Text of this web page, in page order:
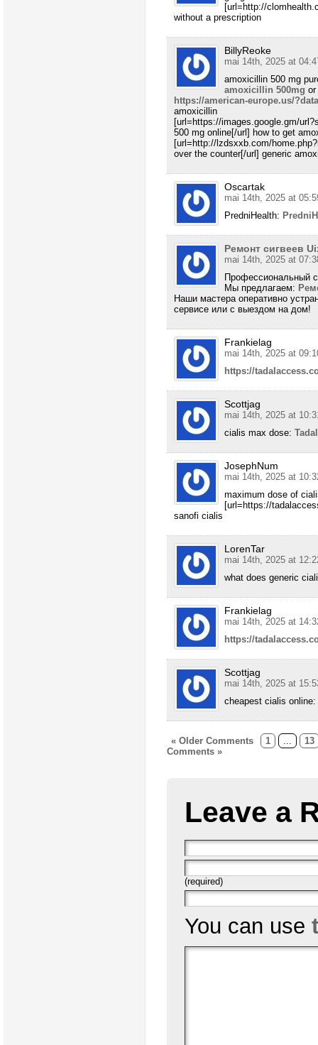
[url=http://
without a prescription
BillyReoke
mai 14th, 2025 at
amoxicillin 500 mg
amoxicillin 500mg or
https://american-europe.us/
amoxicillin
[url=https://images.google.gm/
500 mg online[/url] how to get
[url=http://lzdsxxb.com/
over the counter[/url] generic
Oscartak
mai 14th, 2025 at
PredniHealth:
Ремонт сигвеев
mai 14th, 2025 at
Профессиональный
Мы предлагаем:
Наши мастера оперативно
сервисе или с выездом на дом!
Frankielag
mai 14th, 2025 at
https://
Scottjag
mai 14th, 2025 at
cialis max dose:
JosephNum
mai 14th, 2025 at
maximum dose of
[url=https://
sanofi cialis
LorenTar
mai 14th, 2025 at
what does generic
Frankielag
mai 14th, 2025 at
https://
Scottjag
mai 14th, 2025 at
cheapest cialis online:
« Older Comments 1
13
Comments »
Leave a
(required)
You can use